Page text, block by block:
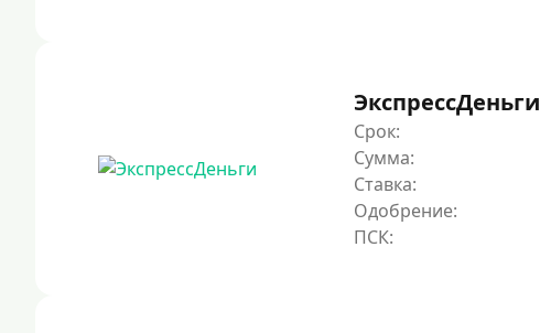
ЭкспрессДеньги
Срок:
Сумма:
Ставка:
Одобрение: